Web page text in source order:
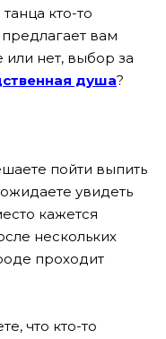
кто-то
вам
нет, выбор за
душа?
пойти выпить
увидеть
кажется
нескольких
проходит
что кто-то